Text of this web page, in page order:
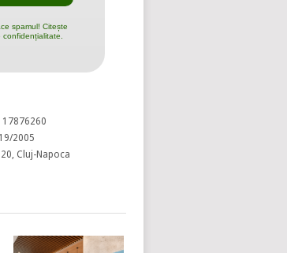
spamul! Citește
17876260
2005
Cluj-Napoca